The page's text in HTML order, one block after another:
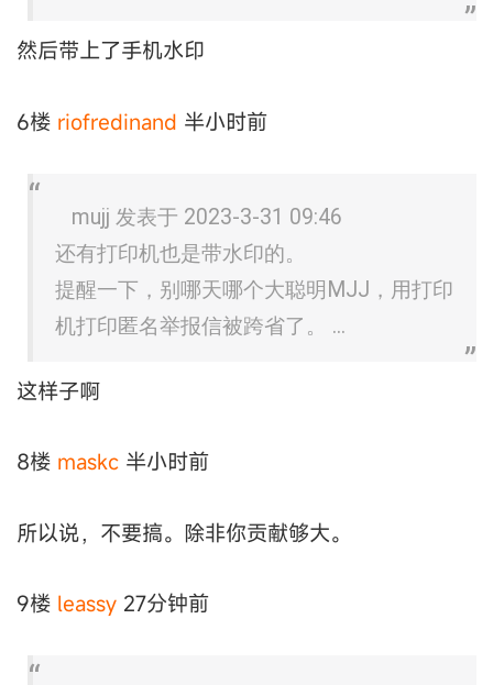
然后带上了手机水印
6楼 riofredinand 半小时前
mujj 发表于 2023-3-31 09:46
还有打印机也是带水印的。
提醒一下，别哪天哪个大聪明MJJ，用打印
机打印匿名举报信被跨省了。 ...
这样子啊
8楼 maskc 半小时前
所以说，不要搞。除非你贡献够大。
9楼 leassy 27分钟前